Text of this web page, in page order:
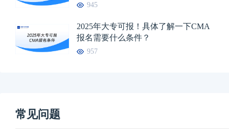
945
2025年大专可报！具体了解一下CMA
报名需要什么条件？
957
常见问题